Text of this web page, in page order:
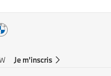
Je m’inscris